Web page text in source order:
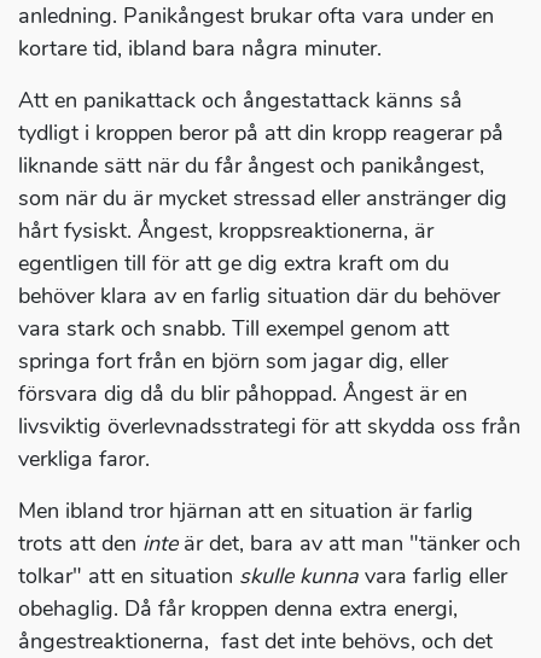
anledning. Panikångest brukar ofta vara under en
kortare tid, ibland bara några minuter.
Att en panikattack och ångestattack känns så
tydligt i kroppen beror på att din kropp reagerar på
liknande sätt när du får ångest och panikångest,
som när du är mycket stressad eller anstränger dig
hårt fysiskt. Ångest, kroppsreaktionerna, är
egentligen till för att ge dig extra kraft om du
behöver klara av en farlig situation där du behöver
vara stark och snabb. Till exempel genom att
springa fort från en björn som jagar dig, eller
försvara dig då du blir påhoppad. Ångest är en
livsviktig överlevnadsstrategi för att skydda oss från
verkliga faror.
Men ibland tror hjärnan att en situation är farlig
trots att den inteär det, bara av att man "tänker och
tolkar" att en situation skulle kunna vara farlig eller
obehaglig. Då får kroppen denna extra energi,
ångestreaktionerna, fast det inte behövs, och det